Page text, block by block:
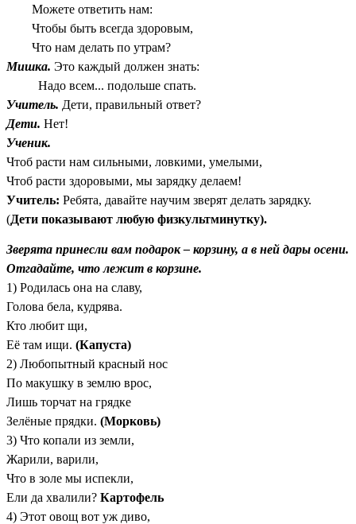
Можете ответить нам:
Чтобы быть всегда здоровым,
Что нам делать по утрам?
Мишка. Это каждый должен знать:
Надо всем... подольше спать.
Учитель. Дети, правильный ответ?
Дети. Нет!
Ученик.
Чтоб расти нам сильными, ловкими, умелыми,
Чтоб расти здоровыми, мы зарядку делаем!
Учитель: Ребята, давайте научим зверят делать зарядку.
(Дети показывают любую физкультминутку).
Зверята принесли вам подарок – корзину, а в ней дары осени.
Отгадайте, что лежит в корзине.
1) Родилась она на славу,
Голова бела, кудрява.
Кто любит щи,
Её там ищи. (Капуста)
2) Любопытный красный нос
По макушку в землю врос,
Лишь торчат на грядке
Зелёные прядки. (Морковь)
3) Что копали из земли,
Жарили, варили,
Что в золе мы испекли,
Ели да хвалили? Картофель
4) Этот овощ вот уж диво,